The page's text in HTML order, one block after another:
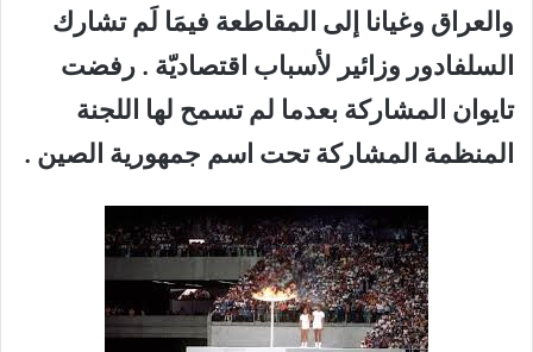
والعراق وغيانا إلى المقاطعة فيمَا لَم تشارك
السلفادور وزائير لأسباب اقتصاديّة . رفضت
تايوان المشاركة بعدما لم تسمح لها اللجنة
المنظمة المشاركة تحت اسم جمهورية الصين .